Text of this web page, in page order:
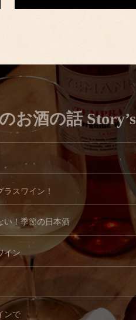
お酒の話 Story’s
スワイン！
い！季節の日本酒
イン
ンで